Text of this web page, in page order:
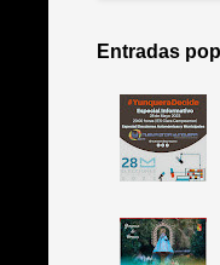
Entradas